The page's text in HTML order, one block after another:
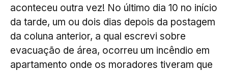
aconteceu outra vez! No último dia 10 no início
da tarde, um ou dois dias depois da postagem
da coluna anterior, a qual escrevi sobre
evacuação de área, ocorreu um incêndio em
apartamento onde os moradores tiveram que